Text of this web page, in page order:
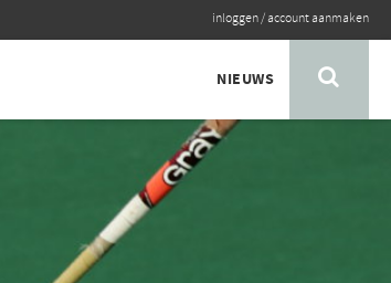
inloggen/account aanmaken
NIEUWS